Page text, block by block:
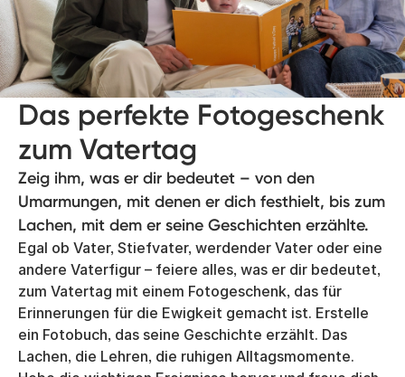
Das perfekte Fotogeschenk
zum Vatertag
Zeig ihm, was er dir bedeutet – von den
Umarmungen, mit denen er dich festhielt, bis zum
Lachen, mit dem er seine Geschichten erzählte.
Egal ob Vater, Stiefvater, werdender Vater oder eine
andere Vaterfigur – feiere alles, was er dir bedeutet,
zum Vatertag mit einem Fotogeschenk, das für
Erinnerungen für die Ewigkeit gemacht ist. Erstelle
ein Fotobuch, das seine Geschichte erzählt. Das
Lachen, die Lehren, die ruhigen Alltagsmomente.